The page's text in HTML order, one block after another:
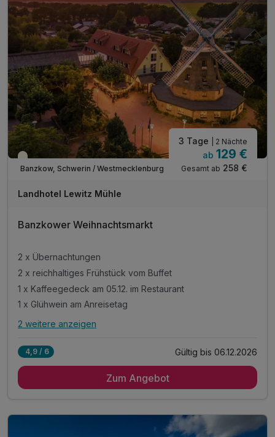
- Sauna zur Entspannung
inkl. Stadtplan & Infos Sightseeing in Schwerin
inkl. WLAN
Saisonal verfügbar
Banzkow, Schwerin / Westmecklenburg
3 Tage | 2 Nächte
ab 129 €
Gesamt ab 258 €
Landhotel Lewitz Mühle
Banzkower Weihnachtsmarkt
2 x Übernachtungen
2 x reichhaltiges Frühstück vom Buffet
1 x Kaffeegedeck am 05.12. im Restaurant
1 x Glühwein am Anreisetag
Alle Inklusivleistungen
2 x reichhaltiges Frühstück vom Buffet
2 weitere anzeigen
4,9 / 6 Gültig bis 06.12.2026
Zum Angebot